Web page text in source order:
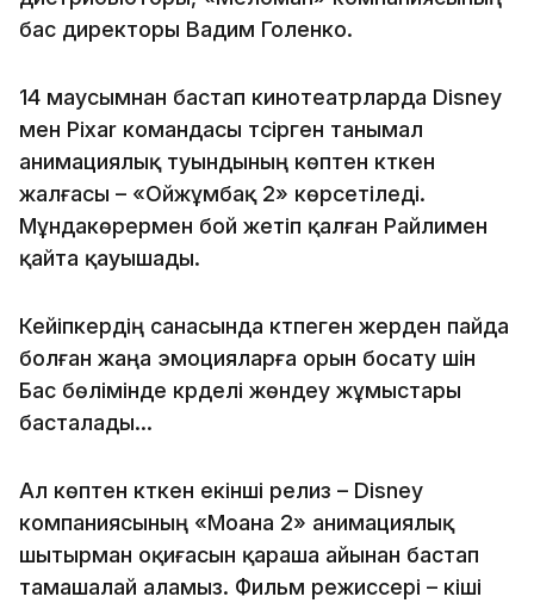
бас директоры Вадим Голенко.
14 маусымнан бастап кинотеатрларда Disney
мен Pixar командасы түсірген танымал
анимациялық туындының көптен күткен
жалғасы – «Ойжұмбақ 2» көрсетіледі.
Мұндакөрермен бой жетіп қалған Райлимен
қайта қауышады.
Кейіпкердің санасында күтпеген жерден пайда
болған жаңа эмоцияларға орын босату үшін
Бас бөлімінде күрделі жөндеу жұмыстары
басталады...
Ал көптен күткен екінші релиз – Disney
компаниясының «Моана 2» анимациялық
шытырман оқиғасын қараша айынан бастап
тамашалай аламыз. Фильм режиссері – кіші